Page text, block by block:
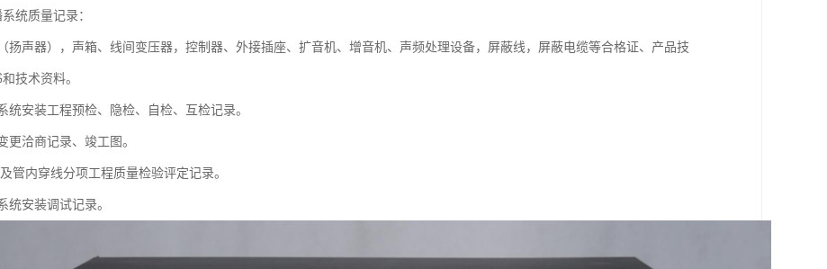
统质量记录：
扬声器），声箱、线间变压器，控制器、外接插座、扩音机、增音机、声频处理设备，屏蔽线，屏蔽电缆等合格证、产品技
技术资料。
统安装工程预检、隐检、自检、互检记录。
更洽商记录、竣工图。
管内穿线分项工程质量检验评定记录。
统安装调试记录。